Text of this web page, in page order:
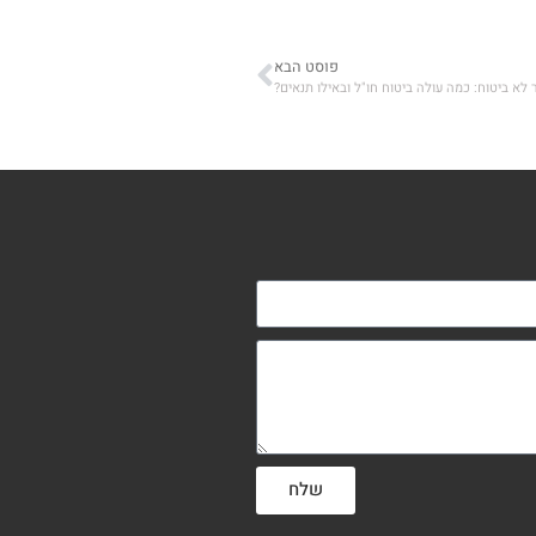
פוסט הבא
לא ביטוח: כמה עולה ביטוח חו"ל ובאילו תנאים?
שלח